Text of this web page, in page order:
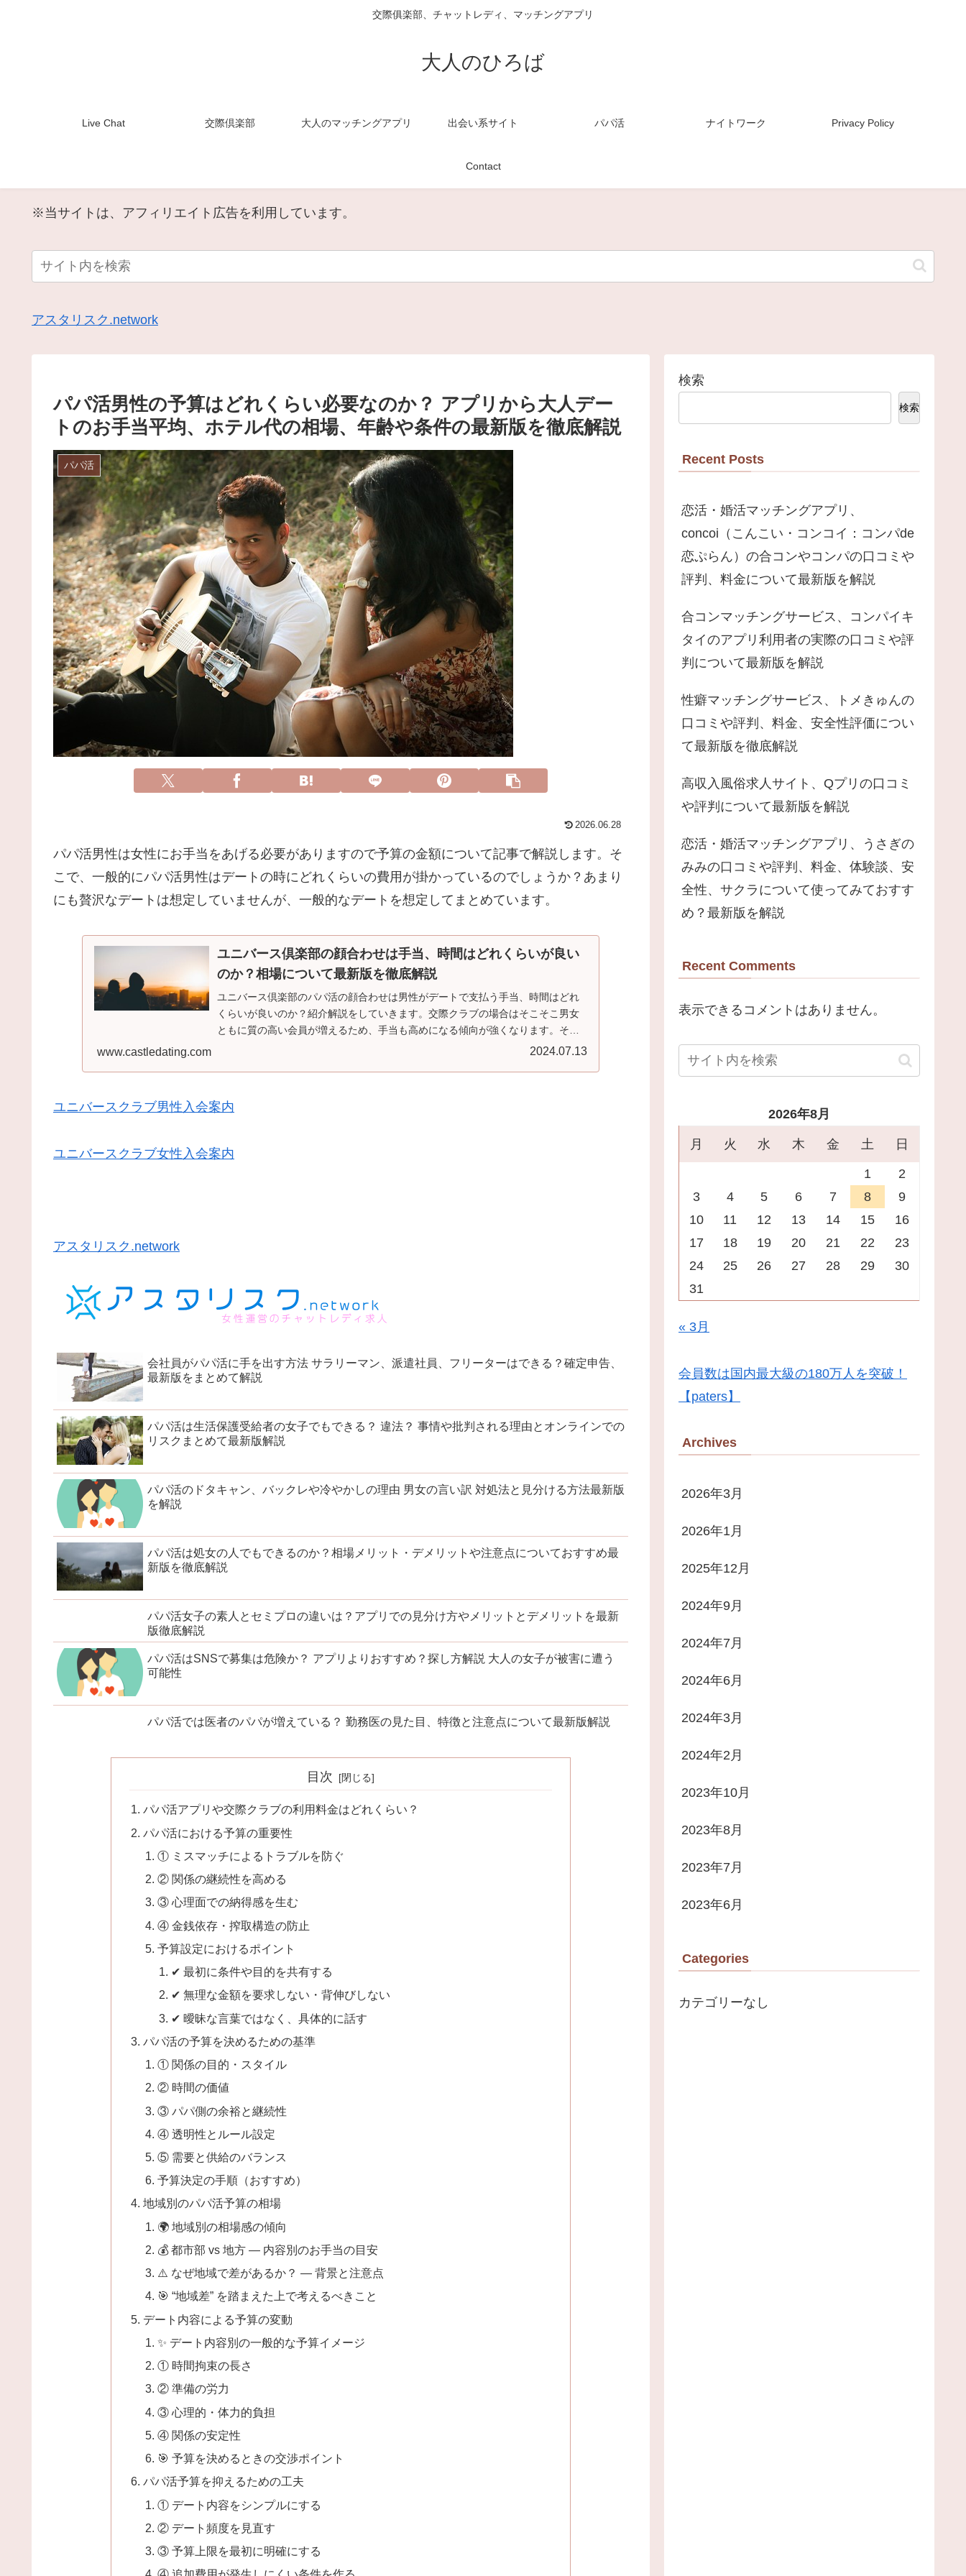
交際俱楽部、チャットレディ、マッチングアプリ
大人のひろば
Live Chat 交際倶楽部 大人のマッチングアプリ 出会い系サイト パパ活 ナイトワーク Privacy Policy
Contact
※当サイトは、アフィリエイト広告を利用しています。
アスタリスク.network
パパ活男性の予算はどれくらい必要なのか？ アプリから大人デー
トのお手当平均、ホテル代の相場、年齢や条件の最新版を徹底解説
パパ活
2026.06.28
パパ活男性は女性にお手当をあげる必要がありますので予算の金額について記事で解説します。そ
こで、一般的にパパ活男性はデートの時にどれくらいの費用が掛かっているのでしょうか？あまり
にも贅沢なデートは想定していませんが、一般的なデートを想定してまとめています。
ユニバース倶楽部の顔合わせは手当、時間はどれくらいが良い
のか？相場について最新版を徹底解説
ユニバース倶楽部のパパ活の顔合わせは男性がデートで支払う手当、時間はどれ
くらいが良いのか？紹介解説をしていきます。交際クラブの場合はそこそこ男女
ともに質の高い会員が増えるため、手当も高めになる傾向が強くなります。そこ
でどれくらいの価格、時間でやり取りしたほうがいいのかを解説していきます。
www.castledating.com 2024.07.13
ユニバースクラブ男性入会案内
ユニバースクラブ女性入会案内
アスタリスク.network
会社員がパパ活に手を出す方法 サラリーマン、派遣社員、フリーターはできる？確定申告、
最新版をまとめて解説
パパ活は生活保護受給者の女子でもできる？ 違法？ 事情や批判される理由とオンラインでの
リスクまとめて最新版解説
パパ活のドタキャン、バックレや冷やかしの理由 男女の言い訳 対処法と見分ける方法最新版
を解説
パパ活は処女の人でもできるのか？相場メリット・デメリットや注意点についておすすめ最
新版を徹底解説
パパ活女子の素人とセミプロの違いは？アプリでの見分け方やメリットとデメリットを最新
版徹底解説
パパ活はSNSで募集は危険か？ アプリよりおすすめ？探し方解説 大人の女子が被害に遭う
可能性
パパ活では医者のパパが増えている？ 勤務医の見た目、特徴と注意点について最新版解説
目次
パパ活アプリや交際クラブの利用料金はどれくらい？
パパ活における予算の重要性
① ミスマッチによるトラブルを防ぐ
② 関係の継続性を高める
③ 心理面での納得感を生む
④ 金銭依存・搾取構造の防止
予算設定におけるポイント
✔ 最初に条件や目的を共有する
✔ 無理な金額を要求しない・背伸びしない
✔ 曖昧な言葉ではなく、具体的に話す
パパ活の予算を決めるための基準
① 関係の目的・スタイル
② 時間の価値
③ パパ側の余裕と継続性
④ 透明性とルール設定
⑤ 需要と供給のバランス
予算決定の手順（おすすめ）
地域別のパパ活予算の相場
🌍 地域別の相場感の傾向
💰 都市部 vs 地方 — 内容別のお手当の目安
⚠️ なぜ地域で差があるか？ — 背景と注意点
🎯 “地域差” を踏まえた上で考えるべきこと
デート内容による予算の変動
✨ デート内容別の一般的な予算イメージ
① 時間拘束の長さ
② 準備の労力
③ 心理的・体力的負担
④ 関係の安定性
🎯 予算を決めるときの交渉ポイント
パパ活予算を抑えるための工夫
① デート内容をシンプルにする
② デート頻度を見直す
③ 予算上限を最初に明確にする
検索
検索
Recent Posts
恋活・婚活マッチングアプリ、
concoi（こんこい・コンコイ：コンパde
恋ぷらん）の合コンやコンパの口コミや
評判、料金について最新版を解説
合コンマッチングサービス、コンパイキ
タイのアプリ利用者の実際の口コミや評
判について最新版を解説
性癖マッチングサービス、トメきゅんの
口コミや評判、料金、安全性評価につい
て最新版を徹底解説
高収入風俗求人サイト、Qプリの口コミ
や評判について最新版を解説
恋活・婚活マッチングアプリ、うさぎの
みみの口コミや評判、料金、体験談、安
全性、サクラについて使ってみておすす
め？最新版を解説
Recent Comments
表示できるコメントはありません。
2026年8月
月 火 水 木 金 土 日
1
2
3
4 5 6 7 8
9
10
11 12 13 14 15
16
17
18 19 20 21 22
23
24
25 26 27 28 29
30
31
« 3月
会員数は国内最大級の180万人を突破！
【paters】
Archives
2026年3月
2026年1月
2025年12月
2024年9月
2024年7月
2024年6月
2024年3月
2024年2月
2023年10月
2023年8月
2023年7月
2023年6月
Categories
カテゴリーなし